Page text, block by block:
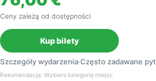
Ceny zależą od dostępności
Kup bilety
Szczegóły wydarzenia·Często zadawane
Rekomendacja: Wybierz kategorię miejsc